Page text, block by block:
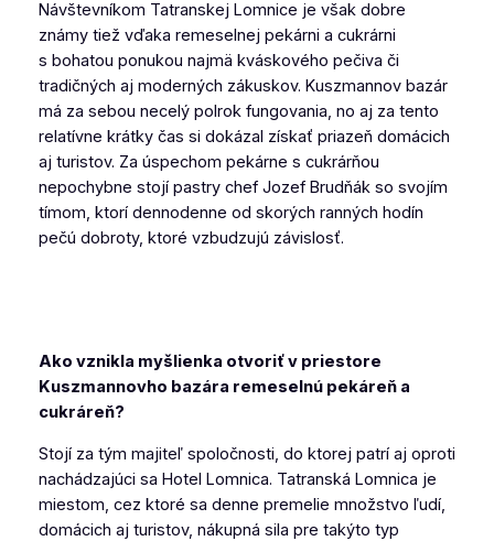
Návštevníkom Tatranskej Lomnice je však dobre
známy tiež vďaka remeselnej pekárni a cukrárni
s bohatou ponukou najmä kváskového pečiva či
tradičných aj moderných zákuskov. Kuszmannov bazár
má za sebou necelý polrok fungovania, no aj za tento
relatívne krátky čas si dokázal získať priazeň domácich
aj turistov. Za úspechom pekárne s cukrárňou
nepochybne stojí pastry chef Jozef Brudňák so svojím
tímom, ktorí dennodenne od skorých ranných hodín
pečú dobroty, ktoré vzbudzujú závislosť.
Ako vznikla myšlienka otvoriť v priestore
Kuszmannovho bazára remeselnú pekáreň a
cukráreň?
Stojí za tým majiteľ spoločnosti, do ktorej patrí aj oproti
nachádzajúci sa Hotel Lomnica. Tatranská Lomnica je
miestom, cez ktoré sa denne premelie množstvo ľudí,
domácich aj turistov, nákupná sila pre takýto typ